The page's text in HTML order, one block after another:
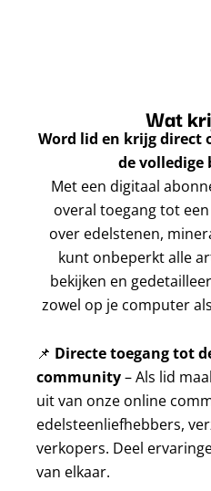
Wat
Word lid en krijg direct
de
Met een digitaal
overal toegang tot
over edelstenen,
kunt onbeperkt alle
bekijken en
zowel op je computer
📌 Directe toegang tot
community– Als lid
uit van onze online
edelsteenliefhebbers,
verkopers. Deel
van elkaar.